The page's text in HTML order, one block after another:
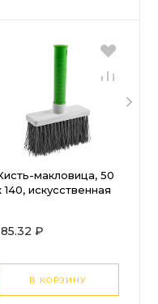
макловица, 50
140, искусственная
₽
В КОРЗИНУ